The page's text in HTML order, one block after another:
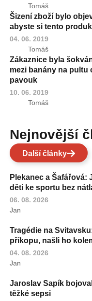
Tomáš
Šizení zboží bylo
abyste si tento
04. 06. 2019
Tomáš
Zákaznice byla
mezi banány na
pavouk
10. 06. 2019
Tomáš
Nejnovější
Další články
Plekanec a
děti ke sportu bez
06. 08. 2026
Jan
Tragédie na
příkopu, našli ho
04. 08. 2026
Jan
Jaroslav Sapík
těžké sepsi